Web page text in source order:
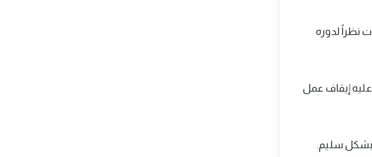
نظراً لدوره
عليه إيقاف عمل
بشكل سليم.